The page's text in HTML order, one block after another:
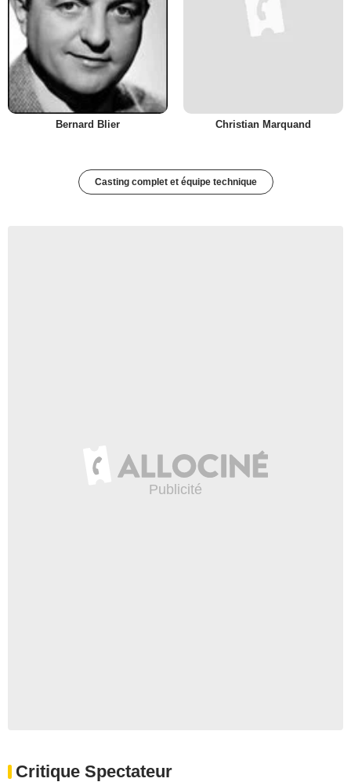
Bernard Blier Christian Marquand
Casting complet et équipe technique
Critique Spectateur